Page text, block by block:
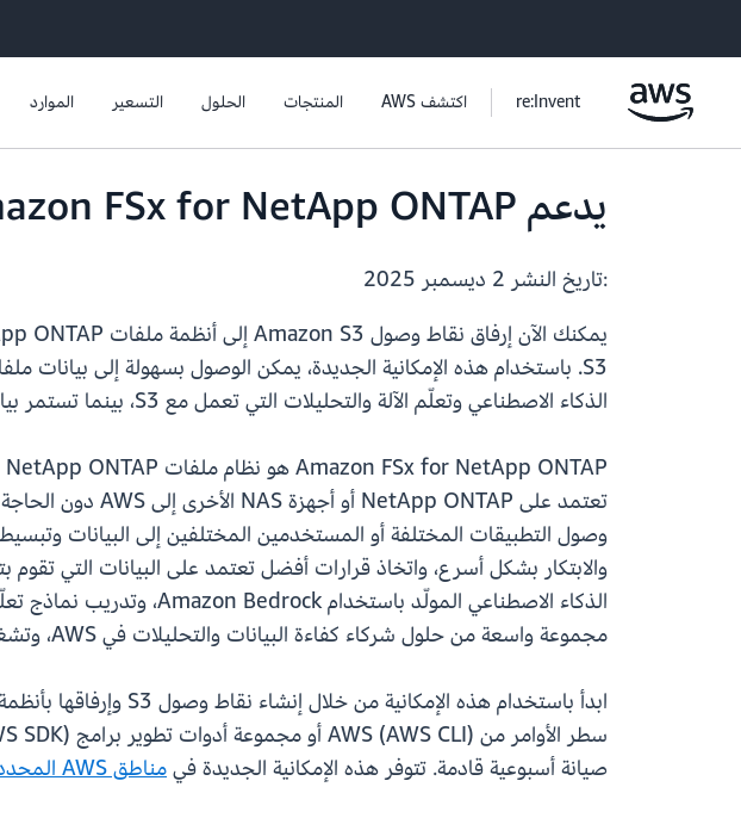
re:Invent اكتشف AWS المنتجات الحلول التسعير الموارد
يدعم Amazon FSx for NetApp ONTAP الآن الوصول إلى Amazon S3
:تاريخ النشر
الذكاء الاصطناعي وتعلّم الآلة والتحليلات التي تعمل مع S3، بينما تستمر بيانات ملفاتك في التواجد على نظام ملفات FSx for NetApp ONTAP الخاص بك.
مجموعة واسعة من حلول شركاء كفاءة البيانات والتحليلات في AWS، وتشغيل عمليات سير العمل باستخدام تطبيقات السحابة الأصلية المستندة إلى S3.
صيانة أسبوعية قادمة. تتوفر هذه الإمكانية الجديدة فيمناطق AWS المحددة